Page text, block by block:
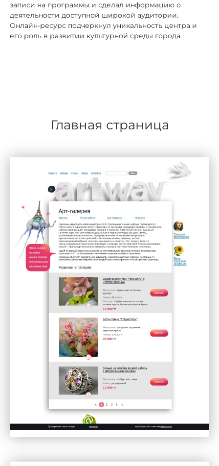
записи на программы и сделал информацию о
деятельности доступной широкой аудитории.
Онлайн-ресурс подчеркнул уникальность центра и
его роль в развитии культурной среды города.
Главная страница